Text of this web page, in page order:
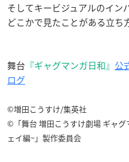
そしてキービジュアルのイン
どこかで見たことがある立
舞台 『ギャグマンガ日和』 公
ログ
©増田こうすけ/集英社
©「舞台 増田こうすけ劇場 ギャ
ェイ編~」製作委員会